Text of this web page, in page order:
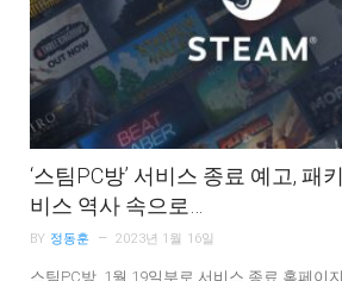
‘스팀PC방’ 서비스 종료 예고, 패
비스 역사 속으로…
BY 정동훈 2023년 1월 16일
스팀PC방, 1월 19일부로 서비스 종료 홈페이